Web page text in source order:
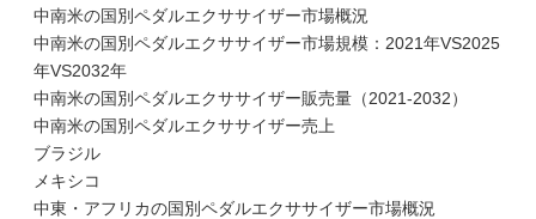
中南米の国別ペダルエクササイザー市場概況
中南米の国別ペダルエクササイザー市場規模：2021年VS2025
年VS2032年
中南米の国別ペダルエクササイザー販売量（2021-2032）
中南米の国別ペダルエクササイザー売上
ブラジル
メキシコ
中東・アフリカの国別ペダルエクササイザー市場概況